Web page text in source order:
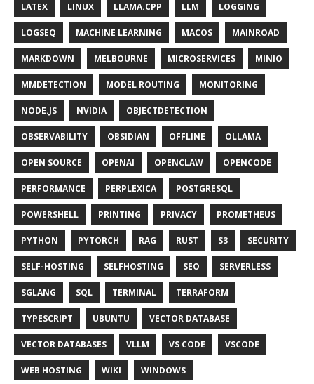
LATEX LINUX LLAMA.CPP LLM LOGGING
LOGSEQ MACHINE LEARNING MACOS MAINROAD
MARKDOWN MELBOURNE MICROSERVICES MINIO
MMDETECTION MODEL ROUTING MONITORING
NODE.JS NVIDIA OBJECTDETECTION
OBSERVABILITY OBSIDIAN OFFLINE OLLAMA
OPEN SOURCE OPENAI OPENCLAW OPENCODE
PERFORMANCE PERPLEXICA POSTGRESQL
POWERSHELL PRINTING PRIVACY PROMETHEUS
PYTHON PYTORCH RAG RUST S3 SECURITY
SELF-HOSTING SELFHOSTING SEO SERVERLESS
SGLANG SQL TERMINAL TERRAFORM
TYPESCRIPT UBUNTU VECTOR DATABASE
VECTOR DATABASES VLLM VS CODE VSCODE
WEB HOSTING WIKI WINDOWS